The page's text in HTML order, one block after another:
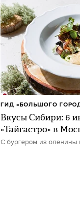
Вкусы Сибири: 6
«Тайгастро» в
С бургером из оленины
ГИД «БОЛЬШОГО